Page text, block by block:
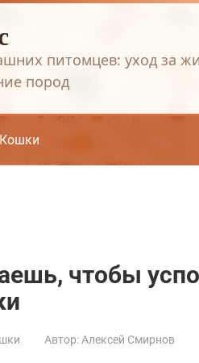
питомцев: уход за
пород
Кошки
чтобы
Автор: Алексей Смирнов